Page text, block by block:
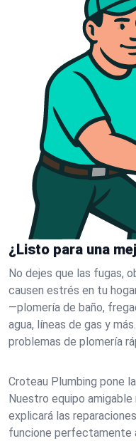
¿Listo para una
No dejes que las fugas,
causen estrés en tu
—plomería de baño,
agua, líneas de gas y
problemas de plomería
Croteau Plumbing pone
Nuestro equipo
explicará las
funcione perfectamente